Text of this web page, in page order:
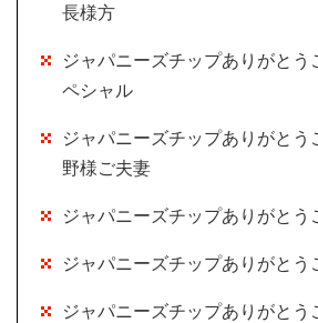
長様方
ジャパニーズチップありがとう
ペシャル
ジャパニーズチップありがと
野様ご夫妻
ジャパニーズチップありがとう
ジャパニーズチップありがとう
ジャパニーズチップありがとう